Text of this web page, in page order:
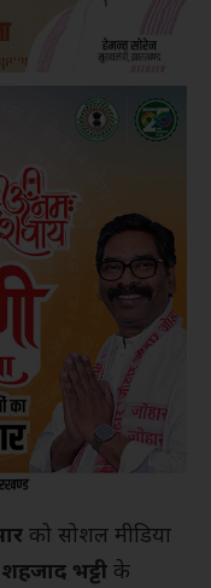
को सोशल मीडिया
शहजाद भट्टी के